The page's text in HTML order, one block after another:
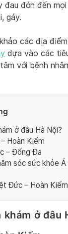
đớn đến mọi
gáy.
các địa
dựa vào các
với bệnh
ở đâu Hà Nội?
Hoàn Kiếm
– Đống Đa
sóc sức khỏe
Đức – Hoàn Kiếm
ở đâu